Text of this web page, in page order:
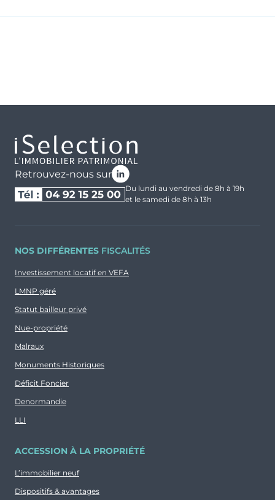
Retrouvez-nous sur
Du lundi au vendredi de 8h à 19h
et le samedi de 8h à 13h
NOS DIFFÉRENTES FISCALITÉS
Investissement locatif en VEFA
LMNP géré
Statut bailleur privé
Nue-propriété
Malraux
Monuments Historiques
Déficit Foncier
Denormandie
LLI
ACCESSION À LA PROPRIÉTÉ
L’immobilier neuf
Dispositifs & avantages